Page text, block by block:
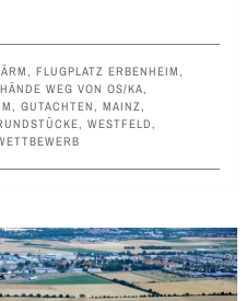
, FLUGPLATZ ERBENHEIM,
HÄNDE WEG VON OS/KA,
, GUTACHTEN, MAINZ,
, WESTFELD,